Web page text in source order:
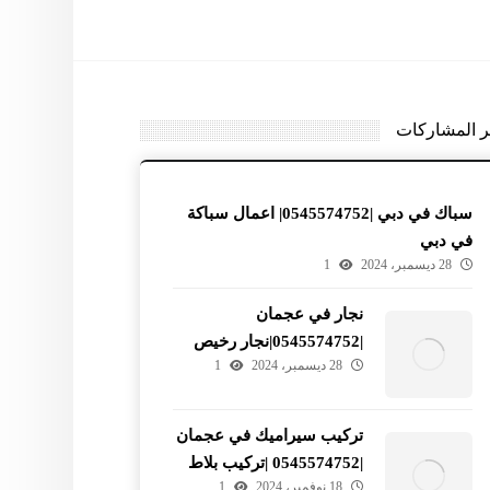
المشاركات
سباك في دبي |0545574752| اعمال سباكة
في دبي
28 ديسمبر، 2024 1
نجار في عجمان
|0545574752|نجار رخيص
في عجمان
28 ديسمبر، 2024 1
تركيب سيراميك في عجمان
|0545574752 |تركيب بلاط
18 نوفمبر، 2024 1